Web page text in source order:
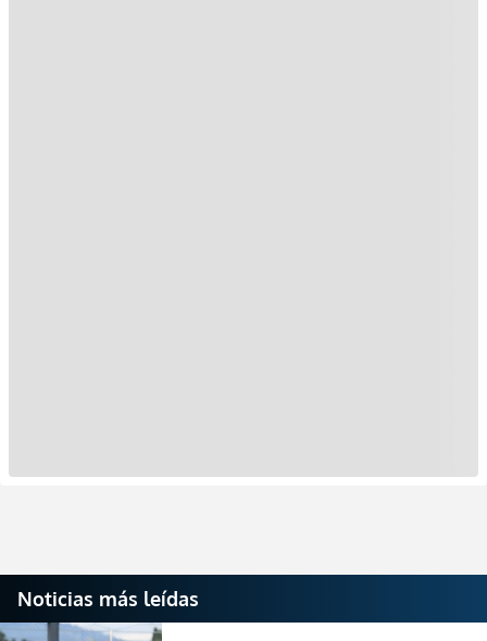
Noticias más leídas